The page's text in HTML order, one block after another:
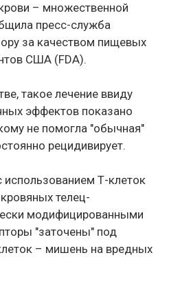
– множественной
пресс-служба
за качеством пищевых
США (FDA).
такое лечение ввиду
эффектов показано
не помогла "обычная"
рецидивирует.
использованием Т-клеток
телец-
модифицированными
"заточены" под
– мишень на вредных